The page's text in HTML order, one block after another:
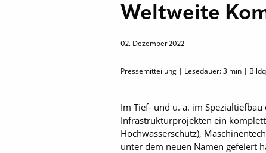
Weltweite
02. Dezember 2022
Pressemitteilung | Lesedauer:3 min |
Im Tief- und u. a. im
Infrastrukturprojekten ein
Hochwasserschutz),
unter dem neuen Namen gefeiert